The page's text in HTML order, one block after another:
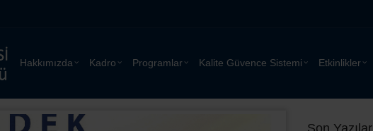
Hakkımızda Kadro Programlar Kalite Güvence Sistemi Etkinlikler
Son Yazılar